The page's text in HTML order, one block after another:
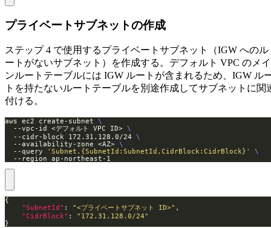
プライベートサブネットの作成
ステップ 4 で使用するプライベートサブネット（IGW へのル
ートがないサブネット）を作成する。デフォルト VPC のメイ
ンルートテーブルには IGW ルートが含まれるため、IGW ル
トを持たないルートテーブルを別途作成してサブネットに関
付ける。
aws ec2 create-subnet
  --vpc-id <デフォルト VPC ID>
  --cidr-block 172.31.128.0/24
  --availability-zone <AZ>
  --query
'Subnet.{SubnetId:SubnetId,CidrBlock:CidrBlock}'
  --region ap-northeast-1
"SubnetId" : "<プライベートサブネット ID>"
"CidrBlock" : "172.31.128.0/24"
}